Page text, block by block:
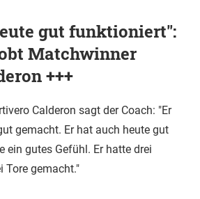
gut funktioniert":
Matchwinner
+++
Calderon sagt der Coach: "Er
gemacht. Er hat auch heute gut
ein gutes Gefühl. Er hatte drei
Tore gemacht."